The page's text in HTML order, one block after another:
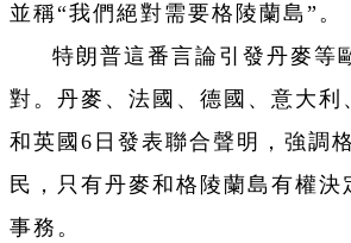
並稱“我們絕對需要格陵蘭島”。
特朗普這番言論引發丹麥等
對。丹麥、法國、德國、意大利
和英國6日發表聯合聲明，強調
民，只有丹麥和格陵蘭島有權決
事務。